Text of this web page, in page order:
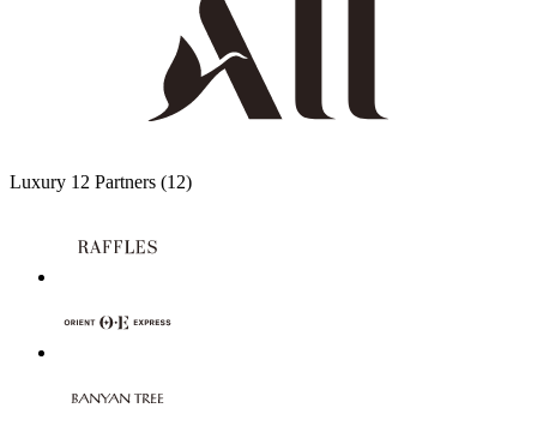
Luxury 12 Partners (12)